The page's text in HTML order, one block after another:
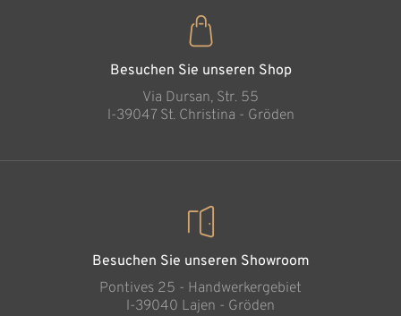
Besuchen Sie unseren Shop
Via Dursan, Str. 55
l-39047 St. Christina - Gröden
Besuchen Sie unseren Showroom
Pontives 25 - Handwerkergebiet
l-39040 Lajen - Gröden